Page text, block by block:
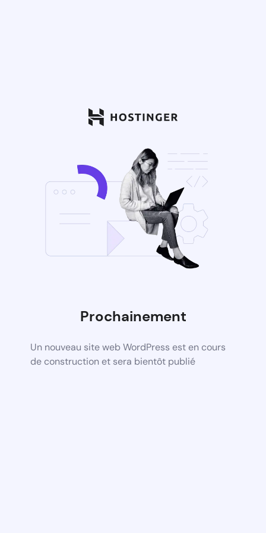
Prochainement
Un nouveau site web WordPress est en cours
de construction et sera bientôt publié